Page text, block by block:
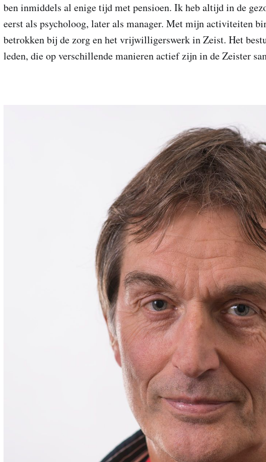
ben inmiddels al enige tijd met pensioen. Ik heb altijd in de
eerst als psycholoog, later als manager. Met mijn activiteiten
betrokken bij de zorg en het vrijwilligerswerk in Zeist. Het
leden, die op verschillende manieren actief zijn in de Zeister